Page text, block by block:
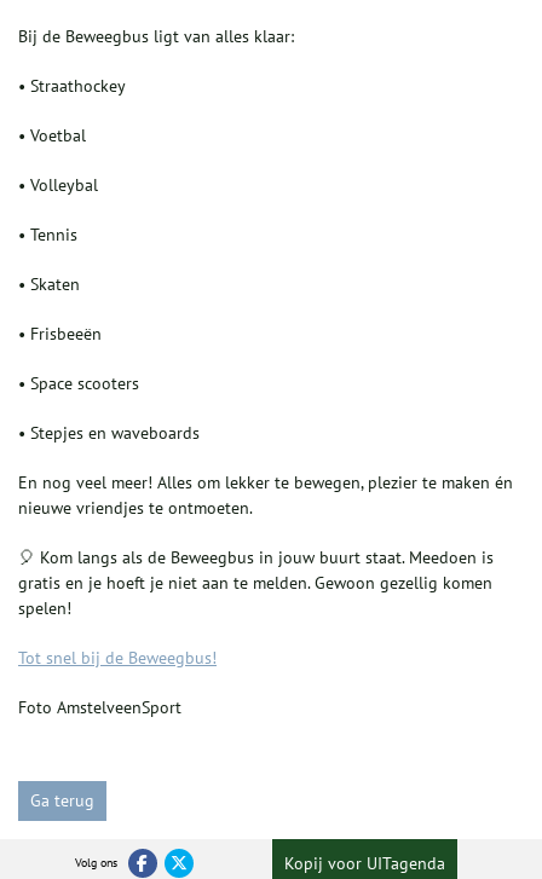
Bij de Beweegbus ligt van alles klaar:
• Straathockey
• Voetbal
• Volleybal
• Tennis
• Skaten
• Frisbeeën
• Space scooters
• Stepjes en waveboards
En nog veel meer! Alles om lekker te bewegen, plezier te maken én
nieuwe vriendjes te ontmoeten.
🎈 Kom langs als de Beweegbus in jouw buurt staat. Meedoen is
gratis en je hoeft je niet aan te melden. Gewoon gezellig komen
spelen!
Tot snel bij de Beweegbus!
Foto AmstelveenSport
Ga terug
Volg ons Kopij voor UITagenda